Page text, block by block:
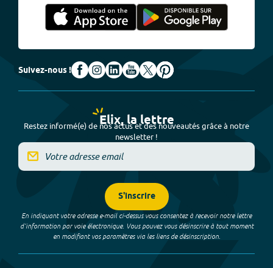
Suivez-nous !
Elix, la lettre
Restez informé(e) de nos actus et des nouveautés grâce à notre
newsletter !
S'inscrire
En indiquant votre adresse e-mail ci-dessus vous consentez à recevoir notre lettre
d’information par voie électronique. Vous pouvez vous désinscrire à tout moment
en modifiant vos paramètres via les liens de désinscription.